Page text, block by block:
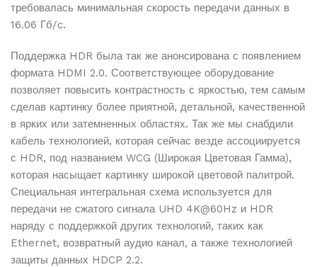
требовалась минимальная скорость передачи данных в
16.06 Гб/c.
Поддержка HDR была так же анонсирована с появлением
формата HDMI 2.0. Соответствующее оборудование
позволяет повысить контрастность с яркостью, тем самым
сделав картинку более приятной, детальной, качественной
в ярких или затемненных областях. Так же мы снабдили
кабель технологией, которая сейчас везде ассоциируется
с HDR, под названием WCG (Широкая Цветовая Гамма),
которая насыщает картинку широкой цветовой палитрой.
Специальная интегральная схема используется для
передачи не сжатого сигнала UHD 4K@60Hz и HDR
наряду с поддержкой других технологий, таких как
Ethernet, возвратный аудио канал, а также технологией
защиты данных HDCP 2.2.